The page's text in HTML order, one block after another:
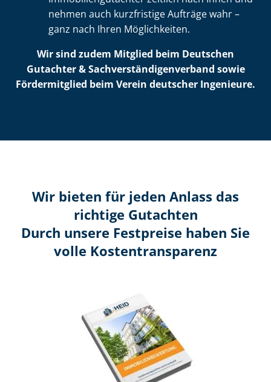
nehmen auch kurzfristige Aufträge wahr –
ganz nach Ihren Möglichkeiten.
Wir sind zudem Mitglied beim Deutschen
Gutachter & Sach­ver­stän­di­gen­ver­band sowie
Fördermitglied beim Verein deutscher Ingenieure.
Wir bieten für jeden Anlass das
richtige Gutachten
Durch unsere Festpreise haben Sie
volle Kosten­transparenz